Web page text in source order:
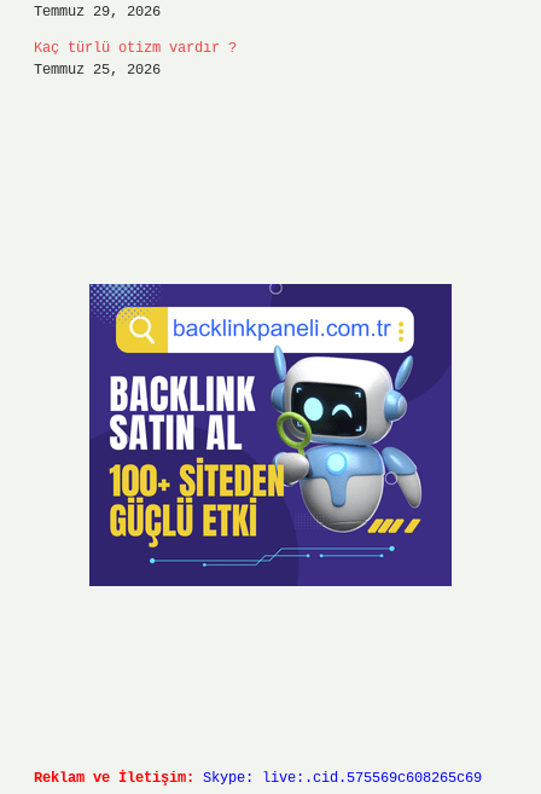
Temmuz 29, 2026
Kaç türlü otizm vardır ?
Temmuz 25, 2026
Reklam ve İletişim: Skype: live:.cid.575569c608265c69